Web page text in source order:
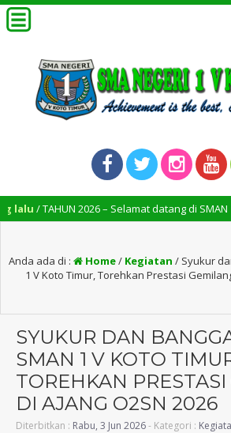
2026 – Selamat datang di SMAN 1 V
Anda ada di : Home/ Kegiatan / Syukur
1 V Koto Timur, Torehkan Prestasi
SYUKUR DAN
SMAN 1 V KOTO
TOREHKAN
DI AJANG O2SN 2026
Diterbitkan : Rabu, 3 Jun 2026- Kategori :